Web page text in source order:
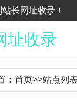
长网址收录！
址收录
： 首页>>站点列